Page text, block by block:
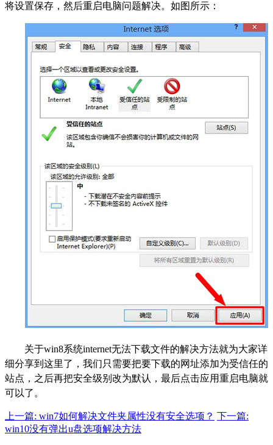
将设置保存，然后重启电脑问题解决。如图所示：
关于win8系统internet无法下载文件的解决方法就为大家详
细分享到这里了，我们只需要把要下载的网址添加为受信任的
站点，之后再把安全级别改为默认，最后点击应用重启电脑就
可以了。
上一篇: win7如何解决文件夹属性没有安全选项？ 下一篇:
win10没有弹出u盘选项解决方法